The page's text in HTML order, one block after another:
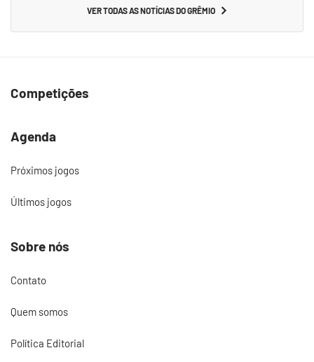
VER TODAS AS NOTÍCIAS DO GRÊMIO
Competições
Agenda
Próximos jogos
Últimos jogos
Sobre nós
Contato
Quem somos
Política Editorial